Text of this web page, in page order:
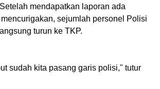
mendapatkan laporan ada
sejumlah personel Polisi
turun ke TKP.
sudah kita pasang garis polisi," tutur